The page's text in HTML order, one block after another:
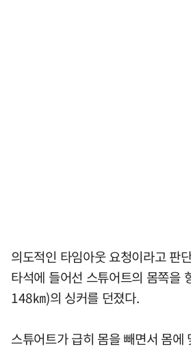
의도적인 타임아웃 요청이라고 판
타석에 들어선 스튜어트의 몸쪽을
148㎞)의 싱커를 던졌다.
스튜어트가 급히 몸을 빼면서 몸에